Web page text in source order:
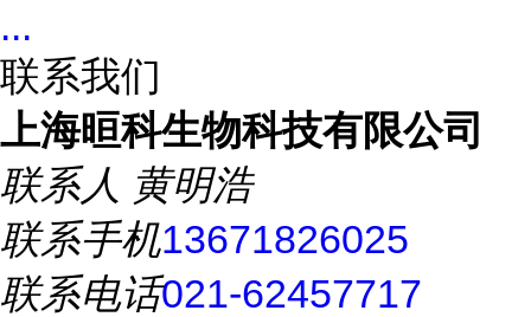
...
联系我们
上海晅科生物科技有限公司
联系人 黄明浩
联系手机13671826025
联系电话021-62457717